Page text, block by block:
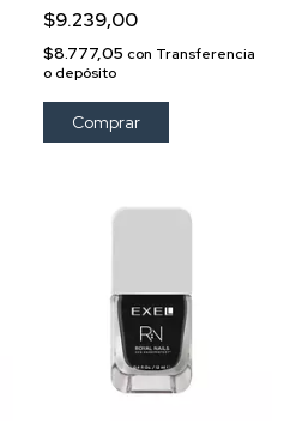
$9.239,00
$8.777,05 con Transferencia
o depósito